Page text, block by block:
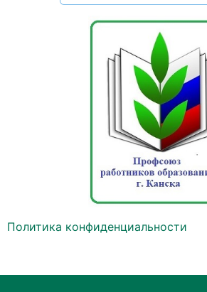
Политика конфиденциальности